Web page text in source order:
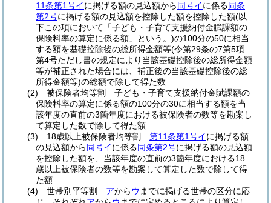
11条第1号イに掲げる額の見込額から同号イに係る同条
第2号に掲げる額の見込額を控除した額を控除した額(以
下この項において「子ども・子育て支援納付金賦課額の
保険料率の算定に係る額」という。)の100分の50に相当
する額を基礎控除後の総所得金額等(令第29条の7第5項
第4号ただし書の規定により当該基礎控除後の総所得金額
等が補正された場合には、補正後の当該基礎控除後の総
所得金額等)の総額で除して得た数
(2)
被保険者均等割 子ども・子育て支援納付金賦課額の
保険料率の算定に係る額の100分の30に相当する額を当
該年度の直前の3箇年度における被保険者の数等を勘案し
て算定した数で除して得た額
(3)
18歳以上被保険者均等割 第11条第1号イに掲げる額
の見込額から同号イに係る同条第2号に掲げる額の見込額
を控除した額を、当該年度の直前の3箇年度における18
歳以上被保険者の数等を勘案して算定した数で除して得
た額
(4)
世帯別平等割 アからウ までに掲げる世帯の区分に応